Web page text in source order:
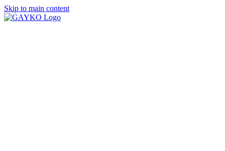
Skip to main content